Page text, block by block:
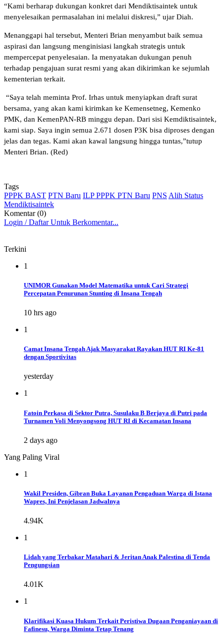
“Kami berharap dukungan konkret dari Mendiktisaintek untuk
menyelesaikan permasalahan ini melalui diskresi,” ujar Diah.
Menanggapi hal tersebut, Menteri Brian menyambut baik semua
aspirasi dan langsung menginisiasi langkah strategis untuk
mempercepat penyelesaian. Ia menyatakan dukungan penuh
terhadap pengajuan surat resmi yang akan dikirimkan ke sejumlah
kementerian terkait.
“Saya telah meminta Prof. Irhas untuk menyiapkan draft surat
bersama, yang akan kami kirimkan ke Kemensetneg, Kemenko
PMK, dan KemenPAN-RB minggu depan. Dari sisi Kemdiktisaintek,
kami siap. Saya ingin semua 2.671 dosen P3K bisa diproses dengan
jelas dan tegas. Kami akan kawal langsung hingga tuntas,”tutup
Menteri Brian. (Red)
Tags
PPPK BAST PTN Baru ILP PPPK PTN Baru PNS Alih Status
Mendiktisaintek
Komentar (0)
Login / Daftar Untuk Berkomentar...
Terkini
1
UNIMOR Gunakan Model Matematika untuk Cari Strategi
Percepatan Penurunan Stunting di Insana Tengah
10 hrs ago
1
Camat Insana Tengah Ajak Masyarakat Rayakan HUT RI Ke-81
dengan Sportivitas
yesterday
1
Fatoin Perkasa di Sektor Putra, Susulaku B Berjaya di Putri pada
Turnamen Voli Menyongsong HUT RI di Kecamatan Insana
2 days ago
Yang Paling Viral
1
Wakil Presiden, Gibran Buka Layanan Pengaduan Warga di Istana
Wapres, Ini Penjelasan Jadwalnya
4.94K
1
Lidah yang Terbakar Matahari & Jeritan Anak Palestina di Tenda
Pengungsian
4.01K
1
Klarifikasi Kuasa Hukum Terkait Peristiwa Dugaan Penganiayaan di
Fafinesu, Warga Diminta Tetap Tenang